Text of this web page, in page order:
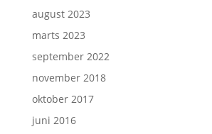
august 2023
marts 2023
september 2022
november 2018
oktober 2017
juni 2016